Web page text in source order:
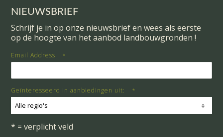
NIEUWSBRIEF
Schrijf je in op onze nieuwsbrief en wees als eerste
op de hoogte van het aanbod landbouwgronden !
Email Address *
Geïnteresseerd in aanbiedingen uit: *
Alle regio's
* = verplicht veld